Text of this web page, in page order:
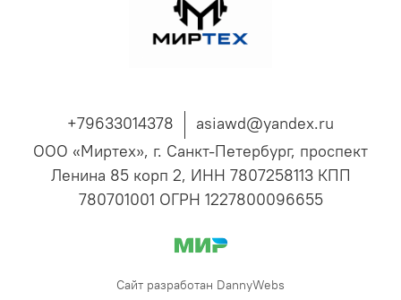
+79633014378
asiawd@yandex.ru
ООО «Миртех», г. Санкт-Петербург, проспект
Ленина 85 корп 2, ИНН 7807258113 КПП
780701001 ОГРН 1227800096655
Сайт разработан DannyWebs